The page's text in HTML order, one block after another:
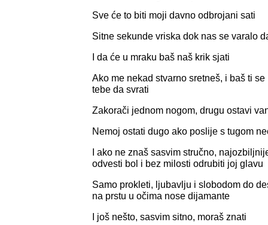
Sve će to biti moji davno odbrojani sati
Sitne sekunde vriska dok nas se varalo
I da će u mraku baš naš krik sjati
Ako me nekad stvarno sretneš, i baš ti
tebe da svrati
Zakorači jednom nogom, drugu ostavi
Nemoj ostati dugo ako poslije s tugom
I ako ne znaš sasvim stručno,
odvesti bol i bez milosti odrubiti joj glavu
Samo prokleti, ljubavlju i slobodom do
na prstu u očima nose dijamante
I još nešto, sasvim sitno, moraš znati